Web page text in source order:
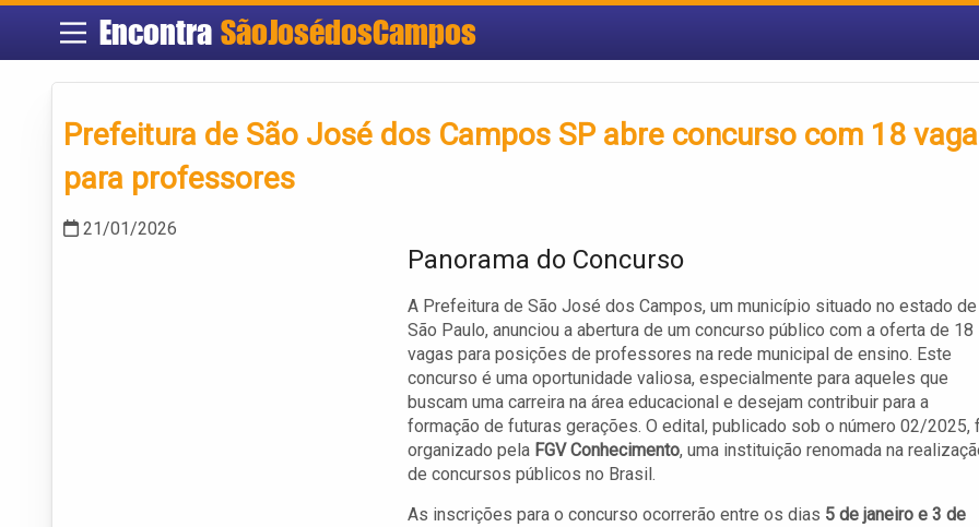
Encontra SãoJosédosCampos
Prefeitura de São José dos Campos SP abre concurso com 18
para professores
21/01/2026
Panorama do Concurso
A Prefeitura de São José dos Campos, um município situado no estado de
São Paulo, anunciou a abertura de um concurso público com a oferta de 18
vagas para posições de professores na rede municipal de ensino. Este
concurso é uma oportunidade valiosa, especialmente para aqueles que
buscam uma carreira na área educacional e desejam contribuir para a
formação de futuras gerações. O edital, publicado sob o número 02/2025,
organizado pela FGV Conhecimento, uma instituição renomada na
de concursos públicos no Brasil.
As inscrições para o concurso ocorrerão entre os dias 5 de janeiro e 3 de